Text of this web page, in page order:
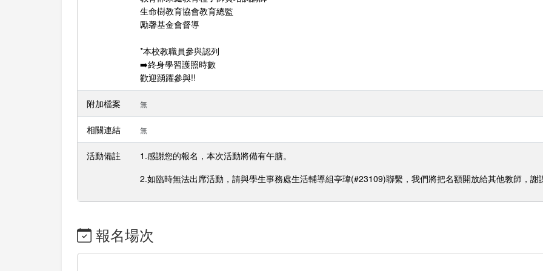
生命樹教育協會教育總監
勵馨基金會督導
*本校教職員參與認列
➡️終身學習護照時數
歡迎踴躍參與!!
附加檔案 無
相關連結 無
活動備註
1.感謝您的報名，本次活動將備有午膳。
2.如臨時無法出席活動，請與學生事務處生活輔導組亭瑋(#23109)聯繫，我們將把名額開放給其他教師，謝
報名場次